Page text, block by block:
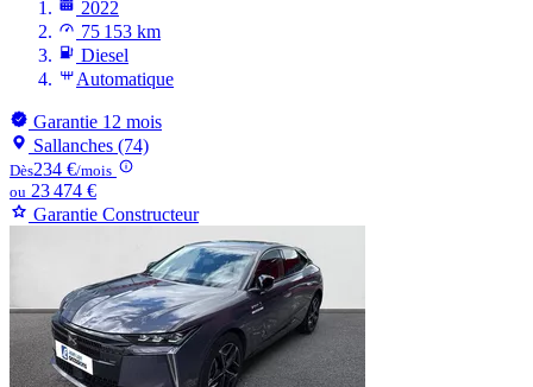
2022
75 153 km
Diesel
Automatique
Garantie 12 mois
Sallanches (74)
Dès234 €/mois
ou 23 474 €
Garantie Constructeur